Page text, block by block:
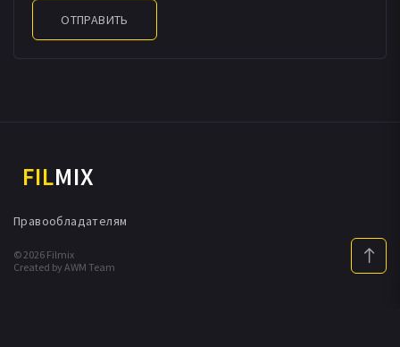
ОТПРАВИТЬ
FILMIX
© 2026 Filmix
Created by AWM Team
Правообладателям